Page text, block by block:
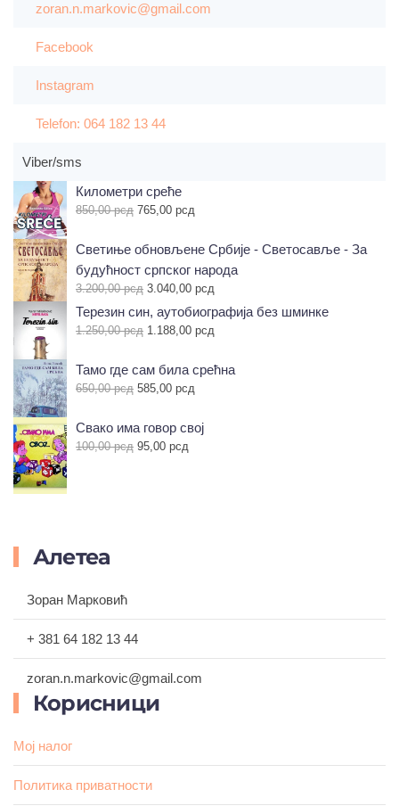
zoran.n.markovic@gmail.com
Facebook
Instagram
Telefon: 064 182 13 44
Viber/sms
Километри среће
850,00рсд Оригинална
је
850,00 рсд.
765,00 рсд
765,00 рсд.
Светиње обновљене Србије - Светосавље - За
будућност српског народа
3.200,00рсд Оригинална
је
била:
3.040,00 рсд
цена
3.040,00 рсд.
Терезин син, аутобиографија без шминке
1.250,00рсд Оригинална
била:
1.250,00 рсд.
1.188,00 рсд
је:
Тамо где сам била срећна
650,00рсд Оригинална
била:
650,00 рсд.
585,00 рсд
је:
585,00 рсд.
Свако има говор свој
100,00рсд Оригинална
95,00 рсд
Алетеа
Зоран Марковић
+ 381 64 182 13 44
zoran.n.markovic@gmail.com
Корисници
Мој налог
Политика приватности